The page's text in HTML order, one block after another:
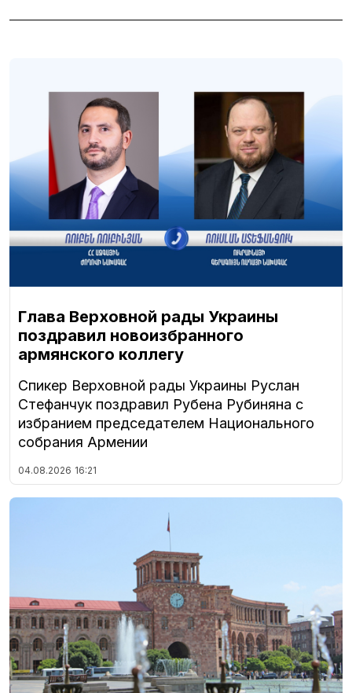
Глава Верховной рады Украины
поздравил новоизбранного
армянского коллегу
Спикер Верховной рады Украины Руслан
Стефанчук поздравил Рубена Рубиняна с
избранием председателем Национального
собрания Армении
04.08.2026 16:21